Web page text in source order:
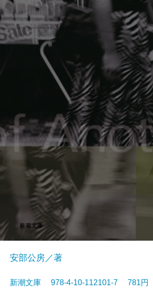
安部公房／著
新潮文庫 978-4-10-112101-7 781円